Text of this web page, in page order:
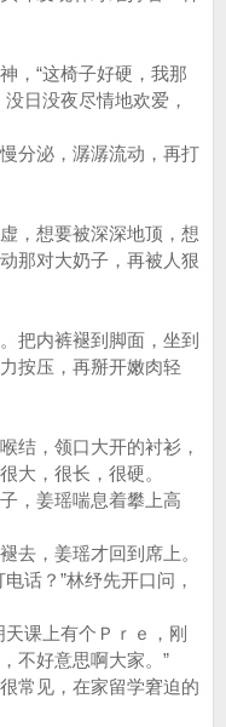
“这椅子好硬，我那
日没夜尽情地欢爱，
分泌，潺潺流动，再打
想要被深深地顶，想
那对大奶子，再被人狠
内裤褪到脚面，坐到
按压，再掰开嫩肉轻
，领口大开的衬衫，
大，很长，很硬。
，姜瑶喘息着攀上高
，姜瑶才回到席上。
话？”林纾先开口问，
课上有个Ｐｒｅ，刚
不好意思啊大家。”
见，在家留学窘迫的